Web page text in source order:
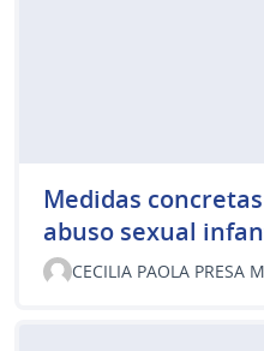
Medidas
abuso sexual
CECILIA PAOLA PRESA